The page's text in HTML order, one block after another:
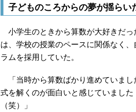
子どものころからの夢が揺らい
小学生のときから算数が大好きだっ
は、学校の授業のペースに関係なく
ラムを採用していた。
「当時から算数ばかり進めていまし
式を解くのが面白いと感じていました
（笑）」